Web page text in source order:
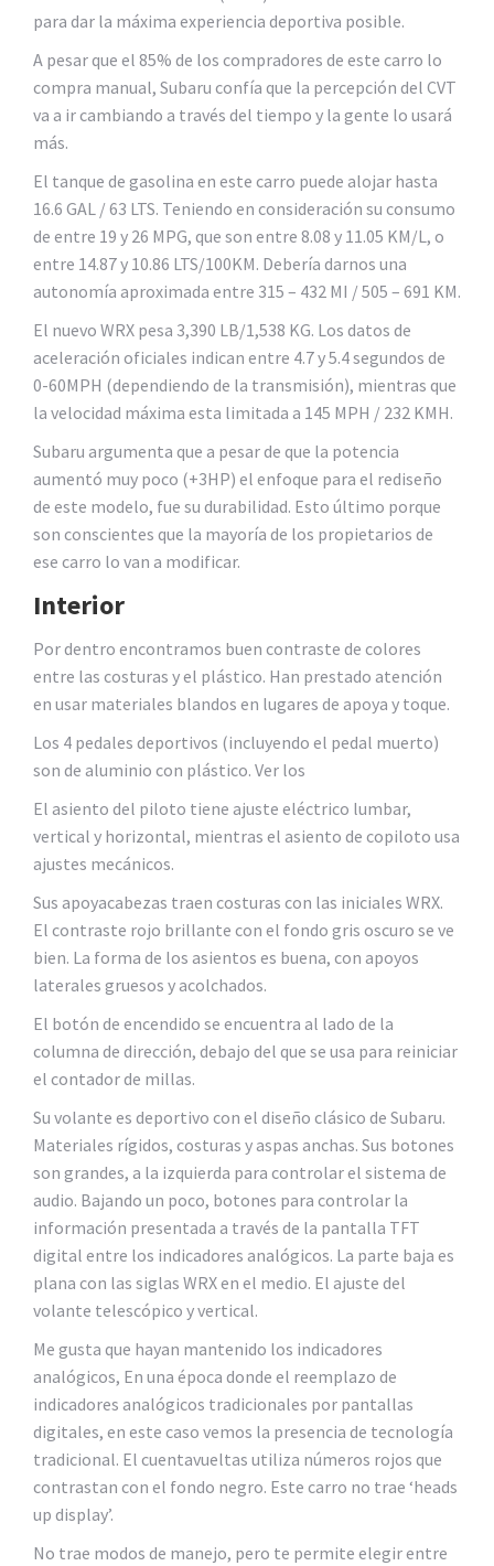
para dar la máxima experiencia deportiva posible.
A pesar que el 85% de los compradores de este carro lo
compra manual, Subaru confía que la percepción del CVT
va a ir cambiando a través del tiempo y la gente lo usará
más.
El tanque de gasolina en este carro puede alojar hasta
16.6 GAL / 63 LTS. Teniendo en consideración su consumo
de entre 19 y 26 MPG, que son entre 8.08 y 11.05 KM/L, o
entre 14.87 y 10.86 LTS/100KM. Debería darnos una
autonomía aproximada entre 315 – 432 MI / 505 – 691 KM.
El nuevo WRX pesa 3,390 LB/1,538 KG. Los datos de
aceleración oficiales indican entre 4.7 y 5.4 segundos de
0-60MPH (dependiendo de la transmisión), mientras que
la velocidad máxima esta limitada a 145 MPH / 232 KMH.
Subaru argumenta que a pesar de que la potencia
aumentó muy poco (+3HP) el enfoque para el rediseño
de este modelo, fue su durabilidad. Esto último porque
son conscientes que la mayoría de los propietarios de
ese carro lo van a modificar.
Interior
Por dentro encontramos buen contraste de colores
entre las costuras y el plástico. Han prestado atención
en usar materiales blandos en lugares de apoya y toque.
Los 4 pedales deportivos (incluyendo el pedal muerto)
son de aluminio con plástico. Ver los
El asiento del piloto tiene ajuste eléctrico lumbar,
vertical y horizontal, mientras el asiento de copiloto usa
ajustes mecánicos.
Sus apoyacabezas traen costuras con las iniciales WRX.
El contraste rojo brillante con el fondo gris oscuro se ve
bien. La forma de los asientos es buena, con apoyos
laterales gruesos y acolchados.
El botón de encendido se encuentra al lado de la
columna de dirección, debajo del que se usa para reiniciar
el contador de millas.
Su volante es deportivo con el diseño clásico de Subaru.
Materiales rígidos, costuras y aspas anchas. Sus botones
son grandes, a la izquierda para controlar el sistema de
audio. Bajando un poco, botones para controlar la
información presentada a través de la pantalla TFT
digital entre los indicadores analógicos. La parte baja es
plana con las siglas WRX en el medio. El ajuste del
volante telescópico y vertical.
Me gusta que hayan mantenido los indicadores
analógicos, En una época donde el reemplazo de
indicadores analógicos tradicionales por pantallas
digitales, en este caso vemos la presencia de tecnología
tradicional. El cuentavueltas utiliza números rojos que
contrastan con el fondo negro. Este carro no trae ‘heads
up display’.
No trae modos de manejo, pero te permite elegir entre